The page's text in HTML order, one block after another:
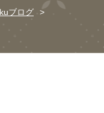
ブログ >